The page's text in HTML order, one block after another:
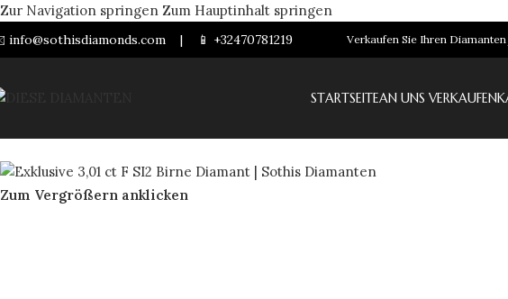
Zur Navigation springen Zum Hauptinhalt springen
info@sothisdiamonds.com | 📱 +32470781219 Verkaufen Sie Ihren
STARTSEITEAN UNS VERKAUFEN
Zum Vergrößern anklicken